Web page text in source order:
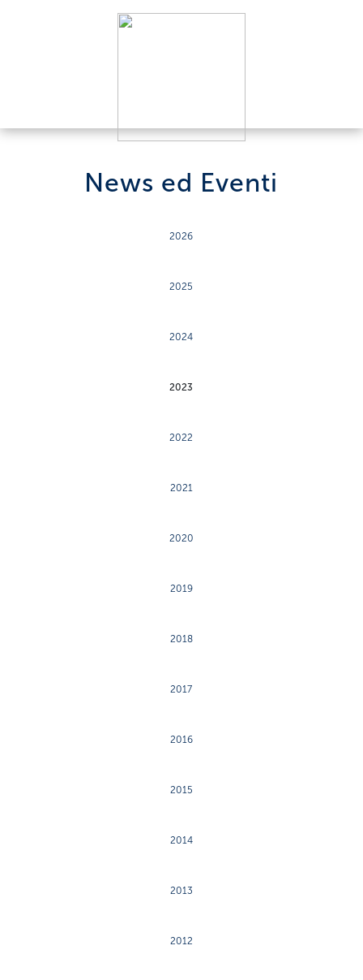
News ed Eventi
2026
2025
2024
2023
2022
2021
2020
2019
2018
2017
2016
2015
2014
2013
2012